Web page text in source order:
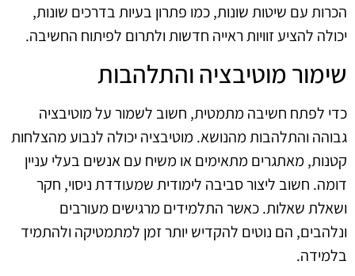
הכרות עם שיטות שונות, כמו פתרון בעיות בדרכים שונות,
יכולה להציע זוויות ראייה חדשות ולתרום לפיתוח החשיבה.
שימור מוטיבציה והתלהבות
כדי לפתח חשיבה מתמטית, חשוב לשמור על מוטיבציה
גבוהה והתלהבות מהנושא. מוטיבציה יכולה לנבוע מהצלחות
קטנות, מאתגרים מתאימים או משיח עם אנשים בעלי עניין
דומה. חשוב ליצור סביבה לימודית שמעודדת ניסוי, חקר
ושאלת שאלות. כאשר התלמידים מרגישים מעורבים
ונלהבים, הם נוטים להקדיש יותר זמן למתמטיקה ולהתמיד
בלמידה.